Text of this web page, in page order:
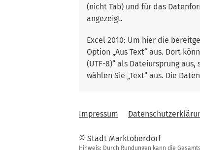
(nicht Tab) und für das
angezeigt.
Excel 2010: Um hier die
Option „Aus Text“ aus. Dort
(UTF-8)“ als Dateiursprung
wählen Sie „Text“ aus. Die
Impressum
© Stadt Marktoberdorf
Hinweis: Durch Rundungen kann die